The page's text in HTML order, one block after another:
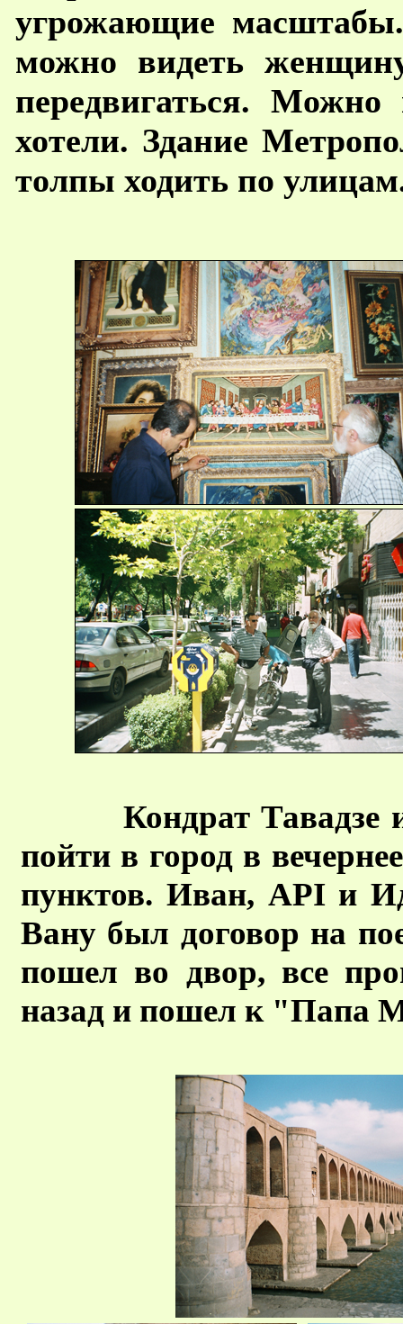
угрожающие
можно видеть
передвигаться.
хотели. Здание
толпы ходить по
Кондрат Тавадзе
пойти в город в
пунктов. Иван, API и
Вану был договор на
пошел во двор, все
назад и пошел к "Папа